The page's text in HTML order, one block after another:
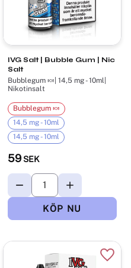
IVG Salt | Bubble Gum | Nic
Salt
Bubblegum 🍬| 14,5 mg - 10ml|
Nikotinsalt
59 SEK
Bubblegum 🍬
14,5 mg - 10ml
14,5 mg - 10ml
till i favoriter